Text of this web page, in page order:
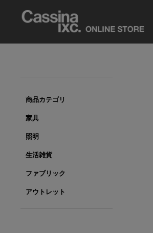
商品カテゴリ
家具
照明
生活雑貨
ファブリック
アウトレット